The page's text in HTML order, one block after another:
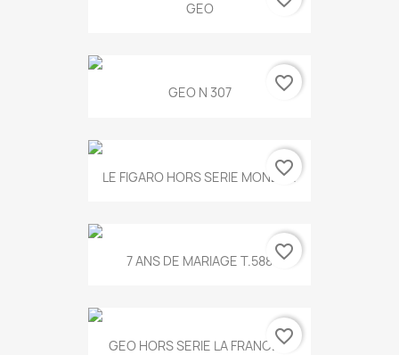
GEO
GEO N 307 favorite_border
LE FIGARO HORS SERIE MONET...
favorite_border
7 ANS DE MARIAGE T.588 favorite_border
GEO HORS SERIE LA FRANCE...
favorite_border